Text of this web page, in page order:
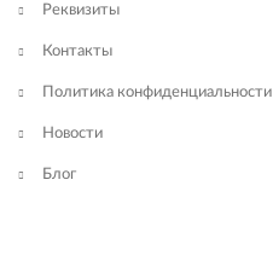
Реквизиты
Контакты
Политика конфиденциальности
Новости
Блог